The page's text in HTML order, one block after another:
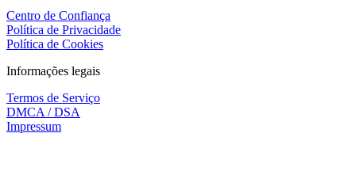
Centro de Confiança
Política de Privacidade
Política de Cookies
Informações legais
Termos de Serviço
DMCA / DSA
Impressum